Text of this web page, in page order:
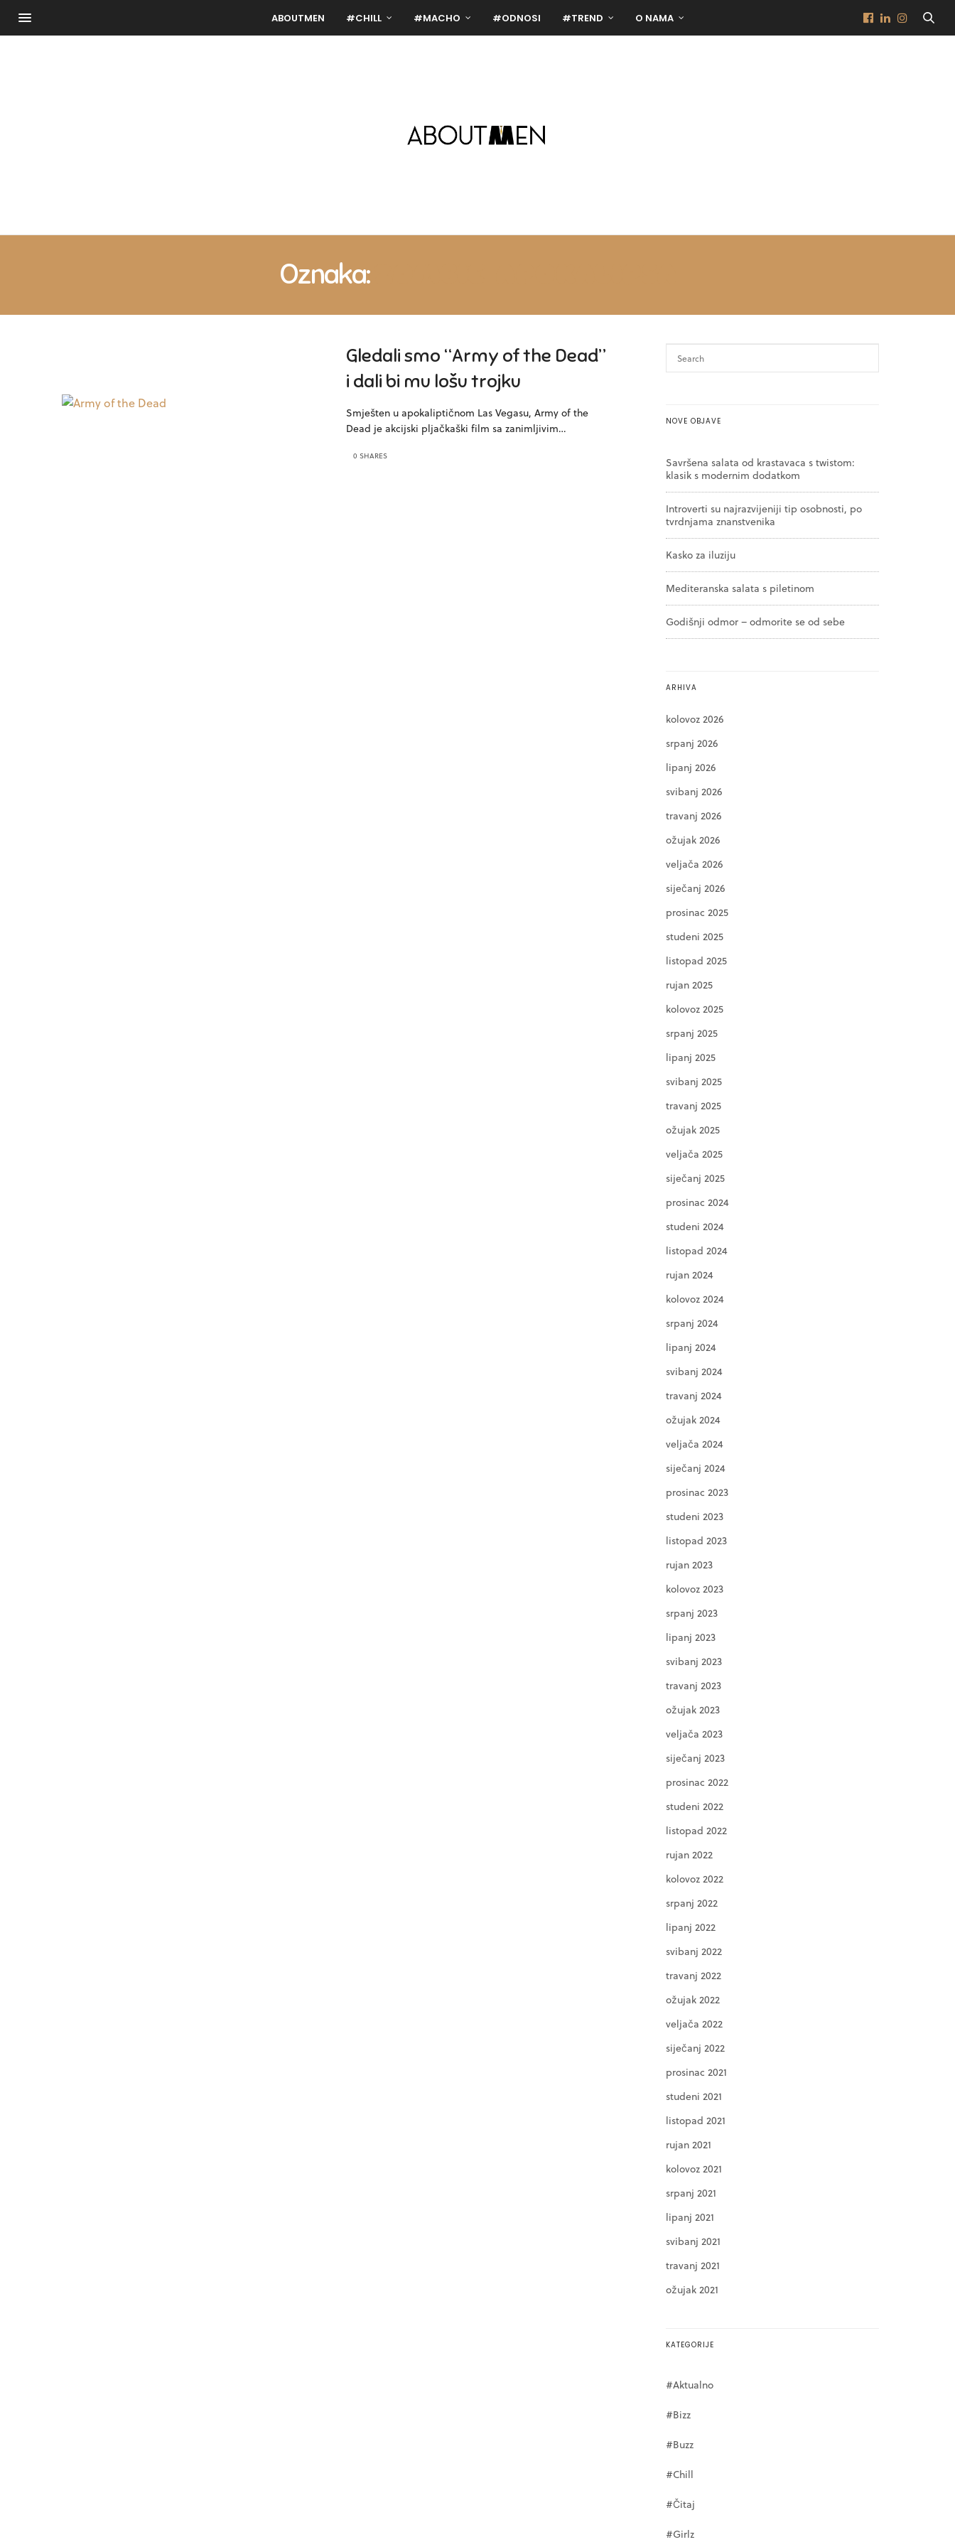
ABOUTMEN #CHILL #MACHO #ODNOSI #TREND O NAMA
Oznaka:
Gledali smo “Army of the Dead”
i dali bi mu lošu trojku
Smješten u apokaliptičnom Las Vegasu, Army of the
Dead je akcijski pljačkaški film sa zanimljivim…
0 SHARES
NOVE OBJAVE
Savršena salata od krastavaca s twistom:
klasik s modernim dodatkom
Introverti su najrazvijeniji tip osobnosti, po
tvrdnjama znanstvenika
Kasko za iluziju
Mediteranska salata s piletinom
Godišnji odmor – odmorite se od sebe
ARHIVA
kolovoz 2026
srpanj 2026
lipanj 2026
svibanj 2026
travanj 2026
ožujak 2026
veljača 2026
siječanj 2026
prosinac 2025
studeni 2025
listopad 2025
rujan 2025
kolovoz 2025
srpanj 2025
lipanj 2025
svibanj 2025
travanj 2025
ožujak 2025
veljača 2025
siječanj 2025
prosinac 2024
studeni 2024
listopad 2024
rujan 2024
kolovoz 2024
srpanj 2024
lipanj 2024
svibanj 2024
travanj 2024
ožujak 2024
veljača 2024
siječanj 2024
prosinac 2023
studeni 2023
listopad 2023
rujan 2023
kolovoz 2023
srpanj 2023
lipanj 2023
svibanj 2023
travanj 2023
ožujak 2023
veljača 2023
siječanj 2023
prosinac 2022
studeni 2022
listopad 2022
rujan 2022
kolovoz 2022
srpanj 2022
lipanj 2022
svibanj 2022
travanj 2022
ožujak 2022
veljača 2022
siječanj 2022
prosinac 2021
studeni 2021
listopad 2021
rujan 2021
kolovoz 2021
srpanj 2021
lipanj 2021
svibanj 2021
travanj 2021
ožujak 2021
KATEGORIJE
#Aktualno
#Bizz
#Buzz
#Chill
#Čitaj
#Girlz